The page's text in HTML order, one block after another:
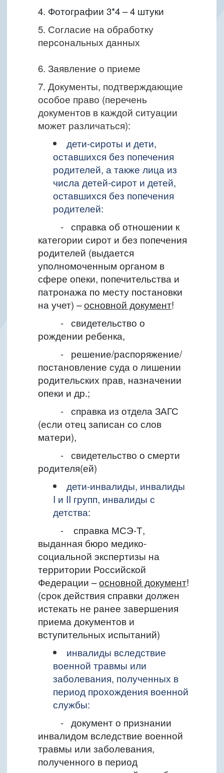
4. Фотографии 3*4 – 4 штуки
5. Согласие на обработку
персональных данных
6. Заявление о приеме
7. Документы, подтверждающие
особое право (перечень
документов в каждой ситуации
может различаться):
дети-сироты и дети,
оставшихся без попечения
родителей, а также лица из
числа детей-сирот и детей,
оставшихся без попечения
родителей:
- справка об отношении к
категории сирот и без попечения
родителей (выдается
уполномоченным органом в
сфере опеки, попечительства и
патронажа по месту постановки
на учет) –основной документ!
- свидетельство о
рождении ребенка,
- решение/распоряжение/
постановление суда о лишении
родительских прав, назначении
опеки и др.;
- справка из отдела ЗАГС
(если отец записан со слов
матери),
- свидетельство о смерти
родителя(ей)
дети-инвалиды, инвалиды
I и II групп, инвалиды с
детства:
- справка МСЭ-Т,
выданная бюро медико-
социальной экспертизы на
территории Российской
Федерации –основной документ!
(срок действия справки должен
истекать не ранее завершения
приема документов и
вступительных испытаний)
инвалиды вследствие
военной травмы или
заболевания, полученных в
период прохождения военной
службы:
- документ о признании
инвалидом вследствие военной
травмы или заболевания,
полученного в период